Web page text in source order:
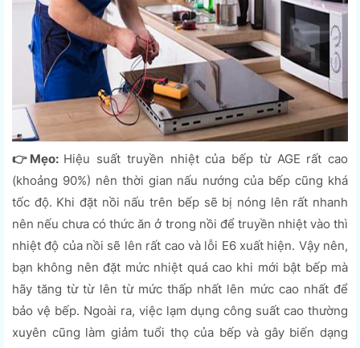
👉Mẹo: Hiệu suất truyền nhiệt của bếp từ AGE rất cao
(khoảng 90%) nên thời gian nấu nướng của bếp cũng khá
tốc độ. Khi đặt nồi nấu trên bếp sẽ bị nóng lên rất nhanh
nên nếu chưa có thức ăn ở trong nồi để truyền nhiệt vào thì
nhiệt độ của nồi sẽ lên rất cao và lỗi E6 xuất hiện. Vậy nên,
bạn không nên đặt mức nhiệt quá cao khi mới bật bếp mà
hãy tăng từ từ lên từ mức thấp nhất lên mức cao nhất để
bảo vệ bếp. Ngoài ra, việc lạm dụng công suất cao thường
xuyên cũng làm giảm tuổi thọ của bếp và gây biến dạng